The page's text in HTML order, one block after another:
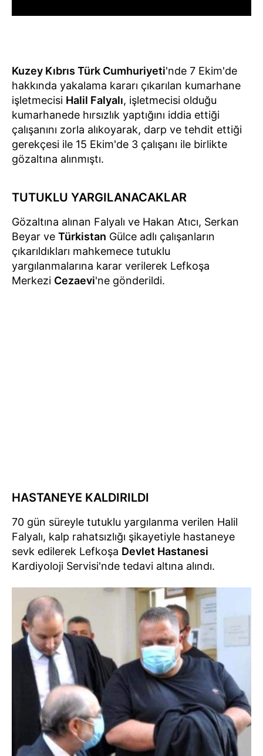
Kuzey Kıbrıs Türk Cumhuriyeti'nde 7 Ekim'de
hakkında yakalama kararı çıkarılan kumarhane
işletmecisi Halil Falyalı, işletmecisi olduğu
kumarhanede hırsızlık yaptığını iddia ettiği
çalışanını zorla alıkoyarak, darp ve tehdit ettiği
gerekçesi ile 15 Ekim'de 3 çalışanı ile birlikte
gözaltına alınmıştı.
TUTUKLU YARGILANACAKLAR
Gözaltına alınan Falyalı ve Hakan Atıcı, Serkan
Beyar ve Türkistan Gülce adlı çalışanların
çıkarıldıkları mahkemece tutuklu
yargılanmalarına karar verilerek Lefkoşa
Merkezi Cezaevi'ne gönderildi.
HASTANEYE KALDIRILDI
70 gün süreyle tutuklu yargılanma verilen Halil
Falyalı, kalp rahatsızlığı şikayetiyle hastaneye
sevk edilerek Lefkoşa Devlet Hastanesi
Kardiyoloji Servisi'nde tedavi altına alındı.